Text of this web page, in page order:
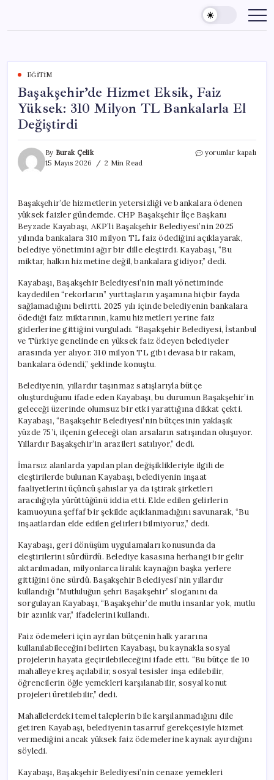
content
EĞITIM
Başakşehir’de Hizmet Eksik, Faiz
Yüksek: 310 Milyon TL Bankalarla El
Değiştirdi
By Burak Çelik
15 Mayıs 2026
2 Min Read
Başakşehir’de
310
Milyon
TL
Bankalarla
El
Değiştirdi
için
yorumlar kapalı
Başakşehir’de hizmetlerin yetersizliği ve bankalara ödenen
yüksek faizler gündemde. CHP Başakşehir İlçe Başkanı
Beyzade Kayabaşı, AKP’li Başakşehir Belediyesi’nin 2025
yılında bankalara 310 milyon TL faiz ödediğini açıklayarak,
belediye yönetimini ağır bir dille eleştirdi. Kayabaşı, “Bu
miktar, halkın hizmetine değil, bankalara gidiyor,” dedi.
Kayabaşı, Başakşehir Belediyesi’nin mali yönetiminde
kaydedilen “rekorların” yurttaşların yaşamına hiçbir fayda
sağlamadığını belirtti. 2025 yılı içinde belediyenin bankalara
ödediği faiz miktarının, kamu hizmetleri yerine faiz
giderlerine gittiğini vurguladı. “Başakşehir Belediyesi, İstanbul
ve Türkiye genelinde en yüksek faiz ödeyen belediyeler
arasında yer alıyor. 310 milyon TL gibi devasa bir rakam,
bankalara ödendi,” şeklinde konuştu.
Belediyenin, yıllardır taşınmaz satışlarıyla bütçe
oluşturduğunu ifade eden Kayabaşı, bu durumun Başakşehir’in
geleceği üzerinde olumsuz bir etki yarattığına dikkat çekti.
Kayabaşı, “Başakşehir Belediyesi’nin bütçesinin yaklaşık
yüzde 75’i, ilçenin geleceği olan arsaların satışından oluşuyor.
Yıllardır Başakşehir’in arazileri satılıyor,” dedi.
İmarsız alanlarda yapılan plan değişiklikleriyle ilgili de
eleştirilerde bulunan Kayabaşı, belediyenin inşaat
faaliyetlerini üçüncü şahıslar ya da iştirak şirketleri
aracılığıyla yürüttüğünü iddia etti. Elde edilen gelirlerin
kamuoyuna şeffaf bir şekilde açıklanmadığını savunarak, “Bu
inşaatlardan elde edilen gelirleri bilmiyoruz,” dedi.
Kayabaşı, geri dönüşüm uygulamaları konusunda da
eleştirilerini sürdürdü. Belediye kasasına herhangi bir gelir
aktarılmadan, milyonlarca liralık kaynağın başka yerlere
gittiğini öne sürdü. Başakşehir Belediyesi’nin yıllardır
kullandığı “Mutluluğun şehri Başakşehir” sloganını da
sorgulayan Kayabaşı, “Başakşehir’de mutlu insanlar yok, mutlu
bir azınlık var,” ifadelerini kullandı.
Faiz ödemeleri için ayrılan bütçenin halk yararına
kullanılabileceğini belirten Kayabaşı, bu kaynakla sosyal
projelerin hayata geçirilebileceğini ifade etti. “Bu bütçe ile 10
mahalleye kreş açılabilir, sosyal tesisler inşa edilebilir,
öğrencilerin öğle yemekleri karşılanabilir, sosyal konut
projeleri üretilebilir,” dedi.
Mahallelerdeki temel taleplerin bile karşılanmadığını dile
getiren Kayabaşı, belediyenin tasarruf gerekçesiyle hizmet
vermediğini ancak yüksek faiz ödemelerine kaynak ayırdığını
söyledi.
Kayabaşı, Başakşehir Belediyesi’nin cenaze yemekleri